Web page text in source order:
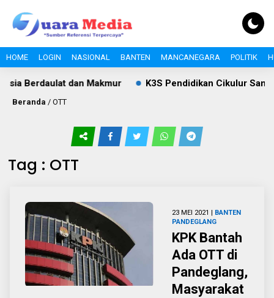
HOME LOGIN NASIONAL BANTEN MANCANEGARA POLITIK
Berdaulat dan Makmur K3S Pendidikan Cikulur
Beranda / OTT
Tag : OTT
23 MEI 2021 | BANTEN
PANDEGLANG
KPK Bantah
Ada OTT di
Pandeglang,
Masyarakat